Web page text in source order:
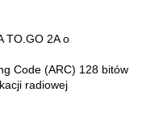
TO.GO 2A o
Code (ARC) 128 bitów
radiowej